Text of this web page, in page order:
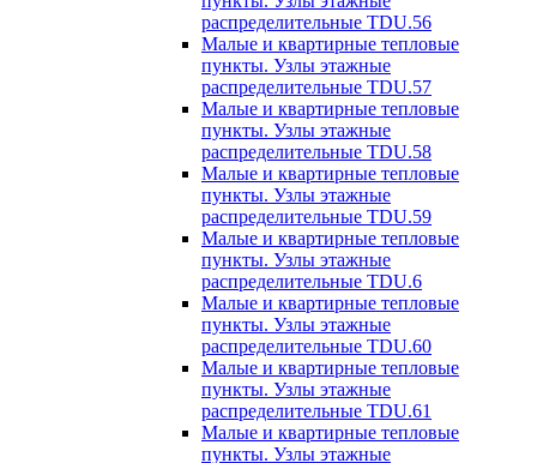
распределительные TDU.56
Малые и квартирные тепловые
пункты. Узлы этажные
распределительные TDU.57
Малые и квартирные тепловые
пункты. Узлы этажные
распределительные TDU.58
Малые и квартирные тепловые
пункты. Узлы этажные
распределительные TDU.59
Малые и квартирные тепловые
пункты. Узлы этажные
распределительные TDU.6
Малые и квартирные тепловые
пункты. Узлы этажные
распределительные TDU.60
Малые и квартирные тепловые
пункты. Узлы этажные
распределительные TDU.61
Малые и квартирные тепловые
пункты. Узлы этажные